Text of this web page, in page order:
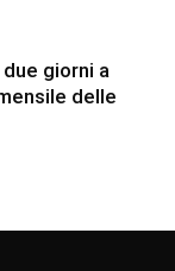
giorni a
delle